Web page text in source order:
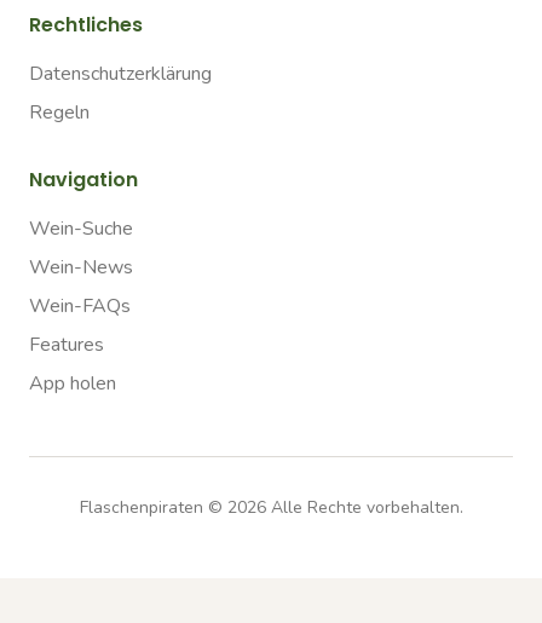
Rechtliches
Datenschutzerklärung
Regeln
Navigation
Wein-Suche
Wein-News
Wein-FAQs
Features
App holen
Flaschenpiraten © 2026Alle Rechte vorbehalten.